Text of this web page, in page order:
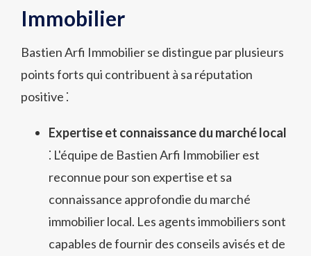
Immobilier
Bastien Arfi Immobilier se distingue par plusieurs
points forts qui contribuent à sa réputation
positive ⁚
Expertise et connaissance du marché local
⁚ L'équipe de Bastien Arfi Immobilier est
reconnue pour son expertise et sa
connaissance approfondie du marché
immobilier local. Les agents immobiliers sont
capables de fournir des conseils avisés et de